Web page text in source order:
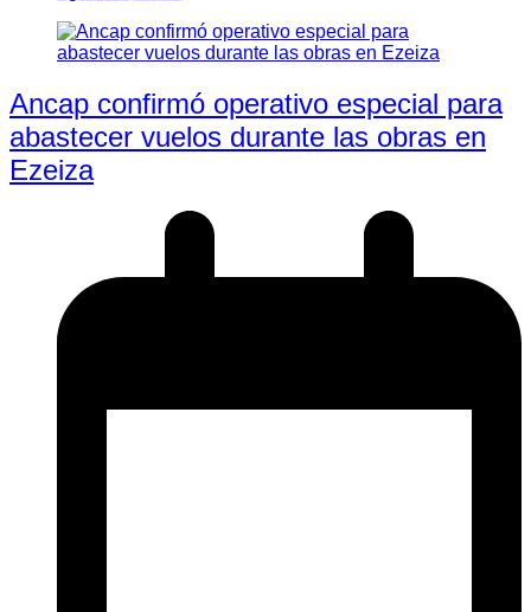
Ancap confirmó operativo especial para
abastecer vuelos durante las obras en
Ezeiza